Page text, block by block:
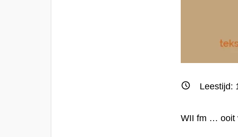
Leestijd:
WII fm … ooit